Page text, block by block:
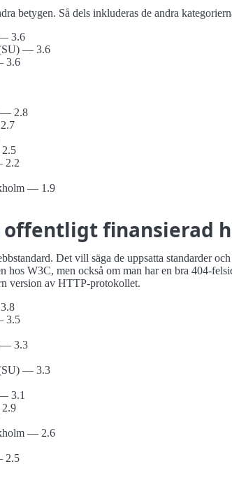
betygen. Så dels inkluderas de andra
3.6
(SU) — 3.6
3.6
— 2.8
2.2
— 1.9
finansierad
Det vill säga de uppsatta standarder
W3C, men också om man har en bra 404-
version av HTTP-protokollet.
3.5
— 3.3
(SU) — 3.3
3.1
— 2.6
2.5